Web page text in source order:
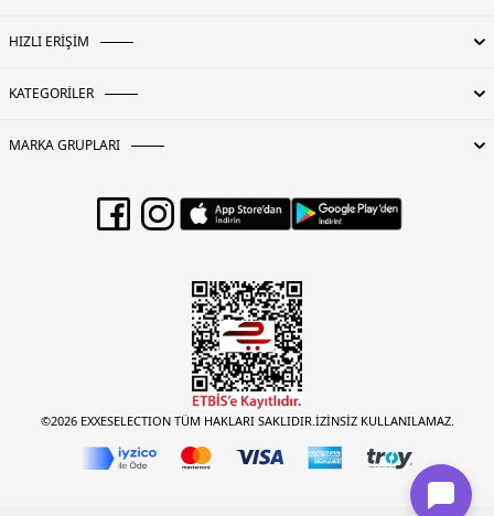
HIZLI ERİŞİM
KATEGORİLER
MARKA GRUPLARI
©2026 EXXESELECTION TÜM HAKLARI SAKLIDIR.İZİNSİZ KULLANILAMAZ.